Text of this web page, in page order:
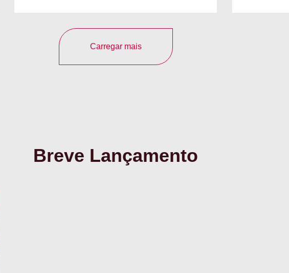
Carregar mais
Breve Lançamento